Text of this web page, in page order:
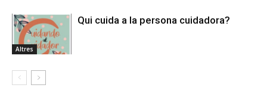
Altres
Qui cuida a la persona cuidadora?